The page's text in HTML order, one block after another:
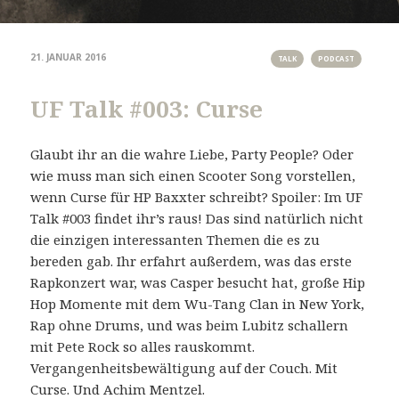
21. JANUAR 2016 PODCAST
TALK
UF Talk #003: Curse
Glaubt ihr an die wahre Liebe, Party People? Oder
wie muss man sich einen Scooter Song vorstellen,
wenn Curse für HP Baxxter schreibt? Spoiler: Im UF
Talk #003 findet ihr’s raus! Das sind natürlich nicht
die einzigen interessanten Themen die es zu
bereden gab. Ihr erfahrt außerdem, was das erste
Rapkonzert war, was Casper besucht hat, große Hip
Hop Momente mit dem Wu-Tang Clan in New York,
Rap ohne Drums, und was beim Lubitz schallern
mit Pete Rock so alles rauskommt.
Vergangenheitsbewältigung auf der Couch. Mit
Curse. Und Achim Mentzel.